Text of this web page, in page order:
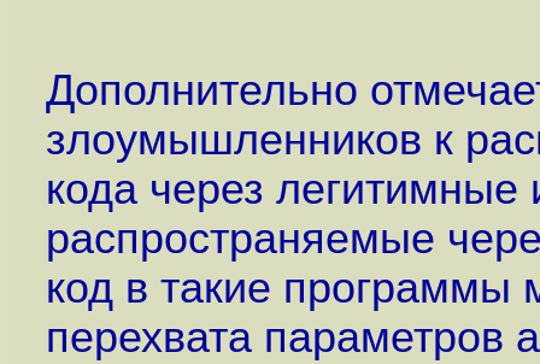
Дополнительно
злоумышленников к
кода через
распространяемые
код в такие программы
перехвата параметров